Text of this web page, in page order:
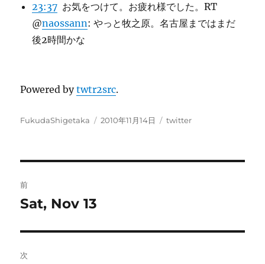
23:37 お気をつけて。お疲れ様でした。RT
@naossann: やっと牧之原。名古屋まではまだ
後2時間かな
Powered bytwtr2src.
投
FukudaShigetaka
投
2010年11月14日
カ
twitter
稿
ビ
前
前
投
稿:
Sat, Nov 13
次